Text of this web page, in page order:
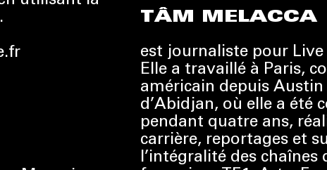
TÂM MELACCA
est journaliste pour
Elle a travaillé à Paris,
américain depuis
d’Abidjan, où elle a été
pendant quatre ans,
carrière, reportages et
l’intégralité des